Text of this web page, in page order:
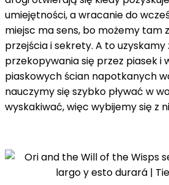
umiejętności, a wracanie do
miejsc ma sens, bo możemy tam
przejścia i sekrety. A to uzyskamy
przekopywania się przez piasek i
piaskowych ścian napotkanych
nauczymy się szybko pływać w
wyskakiwać, więc wybijemy się z